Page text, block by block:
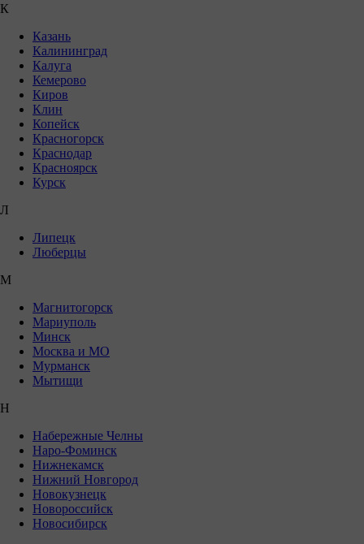
К
Казань
Калининград
Калуга
Кемерово
Киров
Клин
Копейск
Красногорск
Краснодар
Красноярск
Курск
Л
Липецк
Люберцы
М
Магнитогорск
Мариуполь
Минск
Москва и МО
Мурманск
Мытищи
Н
Набережные Челны
Наро-Фоминск
Нижнекамск
Нижний Новгород
Новокузнецк
Новороссийск
Новосибирск